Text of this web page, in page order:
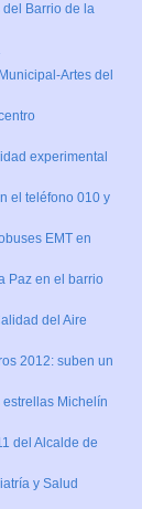
Barrio de la
Artes del
experimental
el teléfono 010 y
EMT en
Paz en el barrio
del Aire
2012: suben un
Michelín
del Alcalde de
y Salud